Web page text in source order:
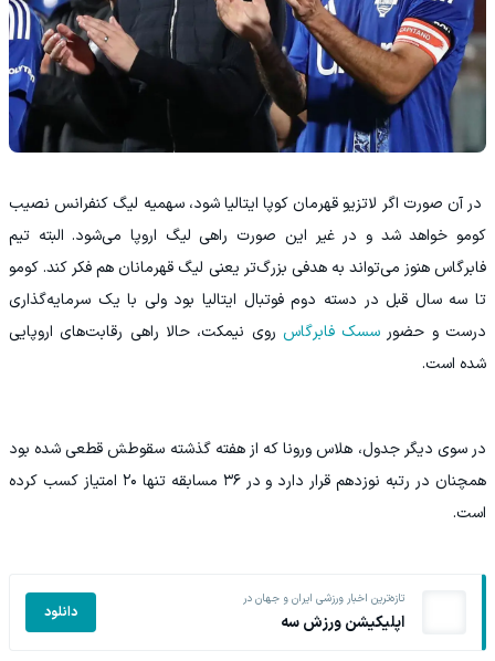
در آن صورت اگر لاتزیو قهرمان کوپا ایتالیا شود، سهمیه لیگ کنفرانس نصیب
کومو خواهد شد و در غیر این صورت راهی لیگ اروپا می‌شود. البته تیم
فابرگاس هنوز می‌تواند به هدفی بزرگ‌تر یعنی لیگ قهرمانان هم فکر کند. کومو
تا سه سال قبل در دسته دوم فوتبال ایتالیا بود ولی با یک سرمایه‌گذاری
درست و حضور سسک فابرگاس روی نیمکت، حالا راهی رقابت‌های اروپایی
شده است.
در سوی دیگر جدول، هلاس ورونا که از هفته گذشته سقوطش قطعی شده بود
همچنان در رتبه نوزدهم قرار دارد و در ۳۶ مسابقه تنها ۲۰ امتیاز کسب کرده
است.
تازه‌ترین اخبار ورزشی ایران و جهان در
اپلیکیشن ورزش سه دانلود